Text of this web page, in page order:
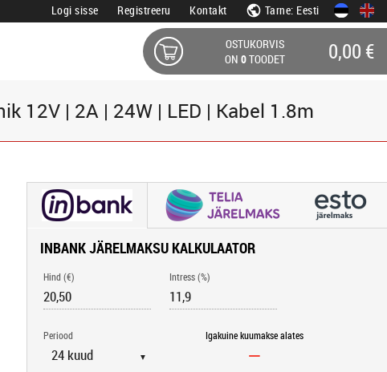
Logi sisse Registreeru Kontakt Tarne: Eesti
OSTUKORVIS
ON 0TOODET 0,00 €
12V | 2A | 24W | LED | Kabel 1.8m
INBANK JÄRELMAKSU KALKULAATOR
Hind (€) Intress (%)
Periood
▼
Igakuine kuumakse alates